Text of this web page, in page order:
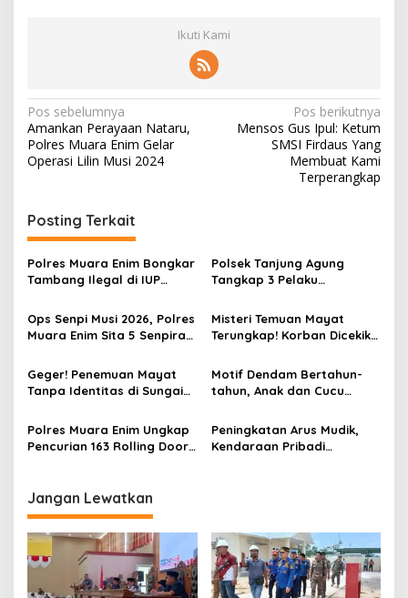
Ikuti Kami
N
a
v
g
a
s
i
p
o
s
Pos sebelumnya
Amankan Perayaan Nataru,
Polres Muara Enim Gelar
Operasi Lilin Musi 2024
Pos berikutnya
Mensos Gus Ipul: Ketum
SMSI Firdaus Yang
Membuat Kami
Terperangkap
Posting Terkait
Polres Muara Enim Bongkar
Tambang Ilegal di IUP
Miliar
Polsek Tanjung Agung
Tangkap 3 Pelaku
Satu Masih DPO
Ops Senpi Musi 2026, Polres
Muara Enim Sita 5 Senpira
Tersangka
Misteri Temuan Mayat
Terungkap! Korban Dicekik
Tewas, Jasad Dibakar dan
Dibuang ke Sungai Enim
Geger! Penemuan Mayat
Tanpa Identitas di Sungai
Motif Dendam Bertahun-
tahun, Anak dan Cucu
Polres Muara Enim Ungkap
Pencurian 163 Rolling Door
Peningkatan Arus Mudik,
Kendaraan Pribadi
Jangan Lewatkan